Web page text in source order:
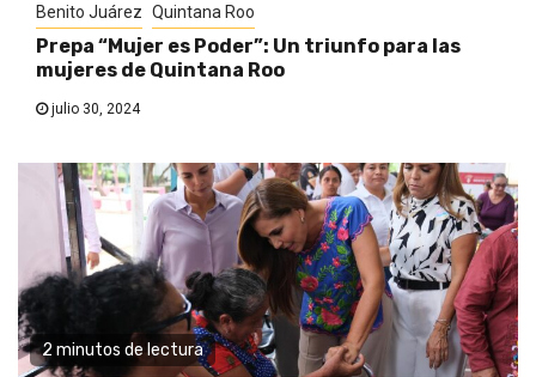
Benito Juárez Quintana Roo
Prepa “Mujer es Poder”: Un triunfo para las
mujeres de Quintana Roo
julio 30, 2024
2 minutos de lectura